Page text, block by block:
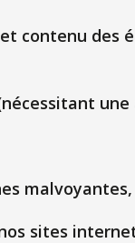
contenu
sites